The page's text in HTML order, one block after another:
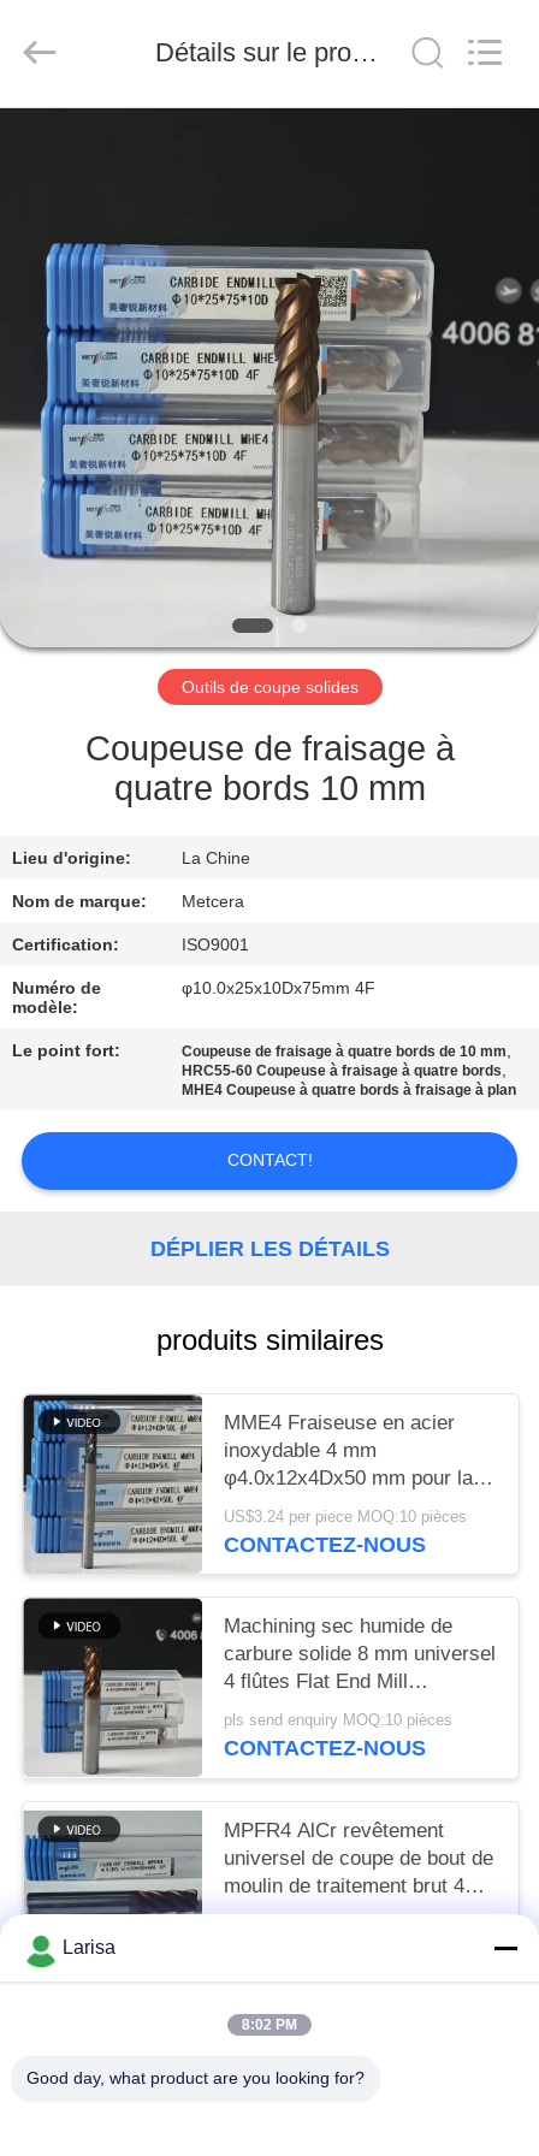
PRODUITS
VIDÉO
À
PROPOS
DE
NOUS
VISITE
CATALOGUE
NOUS
CONTACTER
NOUVELLES
DEMANDEZ
PLAN
DU
CONFIDENTIALITÉ
Advanced
Materials
Rights
Détails sur le produit
Outils de coupe solides
Coupeuse de fraisage à
quatre bords 10 mm
Lieu d'origine: La Chine
Nom de marque: Metcera
Certification: ISO9001
Numéro de
modèle:
φ10.0x25x10Dx75mm 4F
Le point fort: Coupeuse de fraisage à quatre bords de 10 mm,
HRC55-60 Coupeuse à fraisage à quatre bords,
MHE4 Coupeuse à quatre bords à fraisage à plan
CONTACT!
DÉPLIER LES DÉTAILS
produits similaires
MME4 Fraiseuse en acier
inoxydable 4 mm
φ4.0x12x4Dx50 mm pour la
dureté de finition rugueuse
HRC55-60
US$3.24 per piece MOQ:10 pièces
CONTACTEZ-NOUS
Machining sec humide de
carbure solide 8 mm universel
4 flûtes Flat End Mill
Φ8x20x8Dx60mm pour
couper l'acier au carbone et
pls send enquiry MOQ:10 pièces
CONTACTEZ-NOUS
MPFR4 AlCr revêtement
universel de coupe de bout de
moulin de traitement brut 4
flûtes moulin rond de nez 8
Larisa
8:02 PM
Good day, what product are you looking for?